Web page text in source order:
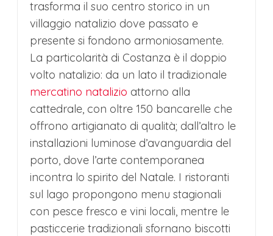
trasforma il suo centro storico in un
villaggio natalizio dove passato e
presente si fondono armoniosamente.
La particolarità di Costanza è il doppio
volto natalizio: da un lato il tradizionale
mercatino natalizio attorno alla
cattedrale, con oltre 150 bancarelle che
offrono artigianato di qualità; dall’altro le
installazioni luminose d’avanguardia del
porto, dove l’arte contemporanea
incontra lo spirito del Natale. I ristoranti
sul lago propongono menu stagionali
con pesce fresco e vini locali, mentre le
pasticcerie tradizionali sfornano biscotti